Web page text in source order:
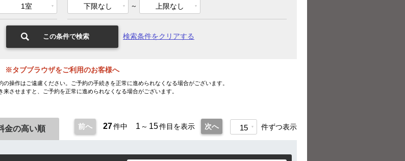
1室 下限なし ～ 上限なし
この条件で検索 検索条件をクリアする
※タブブラウザをご利用のお客様へ
操作はご遠慮ください。ご予約の手続きを正常に進められなくなる場合がございます。
来させますと、ご予約を正常に進められなくなる場合がございます。
金の高い順 15 件ずつ表示
前へ 27件中 1 ～ 15件目を表示 次へ